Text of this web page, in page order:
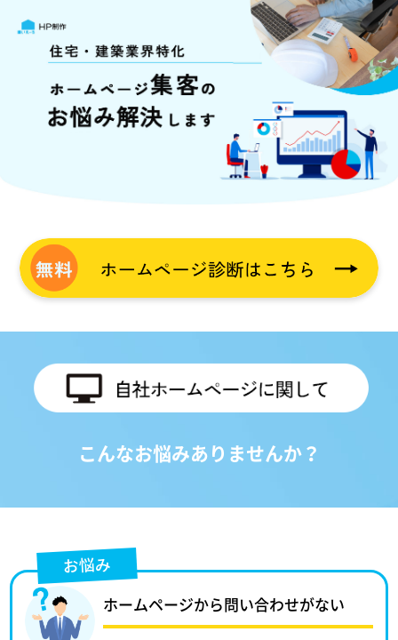
こんなお悩みありませんか？
お悩み
ホームページから問い合わせがない